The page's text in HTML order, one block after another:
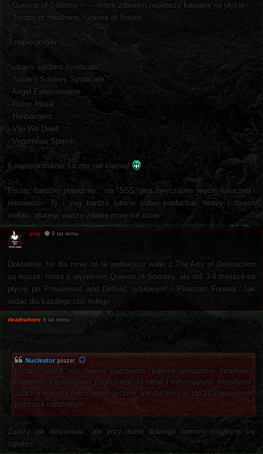
- Queens of Sodomy <---- moim zdaniem najlepszy kawałek na płycie
- Troops of Heathens, Graves of Saints
3 napierdolniki.
"satan's soldiers syndicate":
- Satan's Soldiers Syndicate
- Angel Extermination
- Razor Ritual
- Hellbangers
- Vile We Dwell
- Venomous Stench
6 napierdolników. Liczby nie kłamią!
Pisząc bardziej poważnie... na "SSS" jest zwyczajnie więcej furiactwa i
nienawiści. Ty i yog bardzo lubicie sobie posłuchać heavy i thrash
metalu, dlatego wasze zdanie mnie nie dziwi.
yog 8 lat temu
Dokładnie, bo dla mnie, to te wolniejsze wałki z The Arts of Destruction
są lepsze, może z wyjątkiem Queens of Sodomy, ale też 3-4 miejsce na
płycie po Possessed and Defiled, tytułowym i Phantom Funeral. Jak
widać dla każdego coś miłego.
deathwhore 8 lat temu
Nucleator pisze:
E tam, debiut jest fajnym nagraniem, pięknie wyważono thrashowy
napierdol z blackowym podejściem do riffów i intrygującymi melodiami.
Zabrzmi to może nieco niedorzecznie, ale dla mnie to top 10 najlepszych
płyt black metalowych.
Zależy jak definiować, ale przy dozie dobrego humoru mógłbym się
zgodzić.